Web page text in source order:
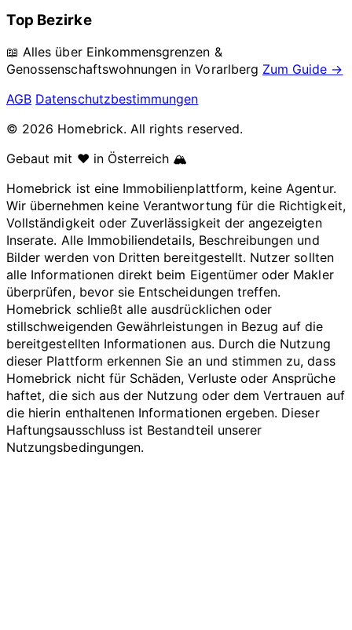
Top Bezirke
📖 Alles über Einkommensgrenzen &
Genossenschaftswohnungen inVorarlberg Zum Guide →
AGB Datenschutzbestimmungen
© 2026 Homebrick. All rights reserved.
Gebaut mit ❤️ in Österreich 🏔️
Homebrick ist eine Immobilienplattform, keine Agentur.
Wir übernehmen keine Verantwortung für die Richtigkeit,
Vollständigkeit oder Zuverlässigkeit der angezeigten
Inserate. Alle Immobiliendetails, Beschreibungen und
Bilder werden von Dritten bereitgestellt. Nutzer sollten
alle Informationen direkt beim Eigentümer oder Makler
überprüfen, bevor sie Entscheidungen treffen.
Homebrick schließt alle ausdrücklichen oder
stillschweigenden Gewährleistungen in Bezug auf die
bereitgestellten Informationen aus. Durch die Nutzung
dieser Plattform erkennen Sie an und stimmen zu, dass
Homebrick nicht für Schäden, Verluste oder Ansprüche
haftet, die sich aus der Nutzung oder dem Vertrauen auf
die hierin enthaltenen Informationen ergeben. Dieser
Haftungsausschluss ist Bestandteil unserer
Nutzungsbedingungen.